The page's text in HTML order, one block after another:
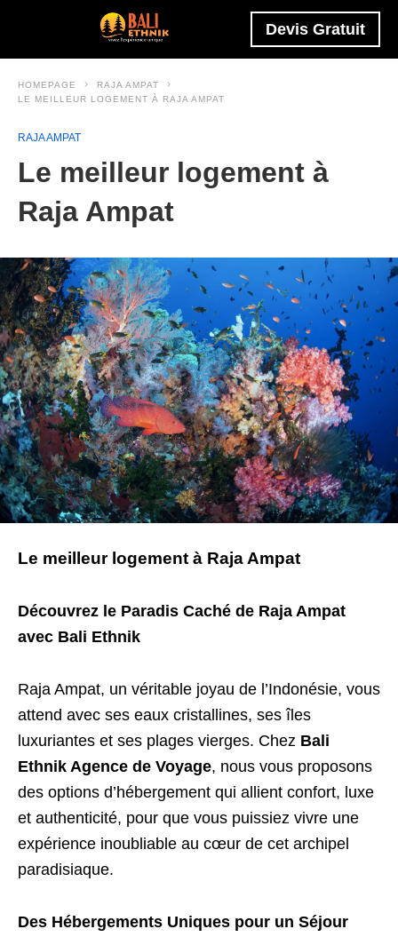
Devis Gratuit
HOMEPAGE
RAJA AMPAT
LE MEILLEUR LOGEMENT À RAJA AMPAT
RAJA AMPAT
Le meilleur logement à
Raja Ampat
Le meilleur logement à Raja Ampat
Découvrez le Paradis Caché de Raja Ampat
avec Bali Ethnik
Raja Ampat, un véritable joyau de l’Indonésie, vous
attend avec ses eaux cristallines, ses îles
luxuriantes et ses plages vierges. Chez Bali
Ethnik Agence de Voyage, nous vous proposons
des options d’hébergement qui allient confort, luxe
et authenticité, pour que vous puissiez vivre une
expérience inoubliable au cœur de cet archipel
paradisiaque.
Des Hébergements Uniques pour un Séjour